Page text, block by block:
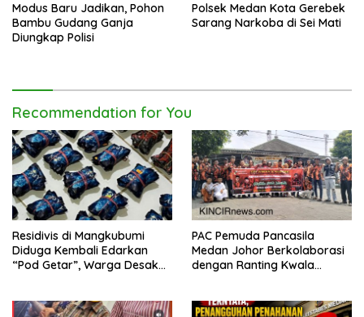
Modus Baru Jadikan, Pohon
Bambu Gudang Ganja
Diungkap Polisi
Polsek Medan Kota Gerebek
Sarang Narkoba di Sei Mati
Recommendation for You
Residivis di Mangkubumi
Diduga Kembali Edarkan
“Pod Getar”, Warga Desak
PAC Pemuda Pancasila
Medan Johor Berkolaborasi
dengan Ranting Kwala
Jemaah dan Pengguna Jalan